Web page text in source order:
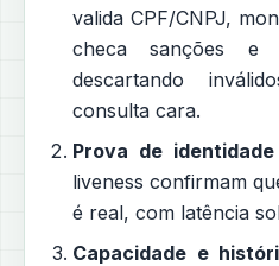
valida CPF/CNPJ,
checa sanções e
descartando
consulta cara.
Prova de
liveness confirmam
é real, com latência
Capacidade e